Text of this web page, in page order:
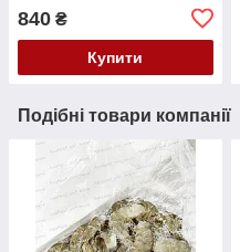
840 ₴
Купити
Подібні товари компанії